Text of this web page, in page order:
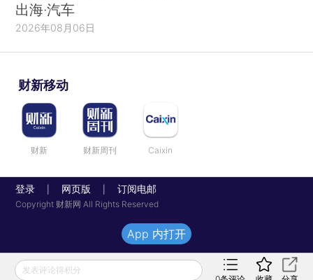
出海·汽车
2026年08月06日
财新移动
财新 财新周刊 Caixin
登录 网页版 订阅电邮
Copyright 财新网 All Rights Reserved
发表评论得积分
App 内打开